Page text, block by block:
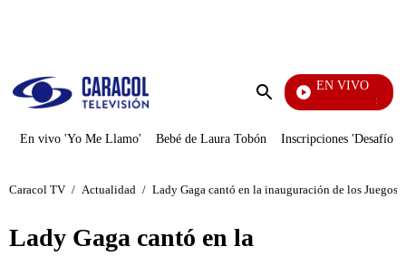
Enviar
EN VIVO
Se Dice
En vivo 'Yo Me Llamo' Bebé de Laura Tobón Inscripciones 'Desafío'
Caracol TV / Actualidad / Lady Gaga cantó en la inauguración de los
Lady Gaga cantó en la